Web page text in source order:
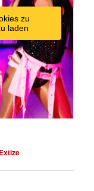
zu
laden
Extize